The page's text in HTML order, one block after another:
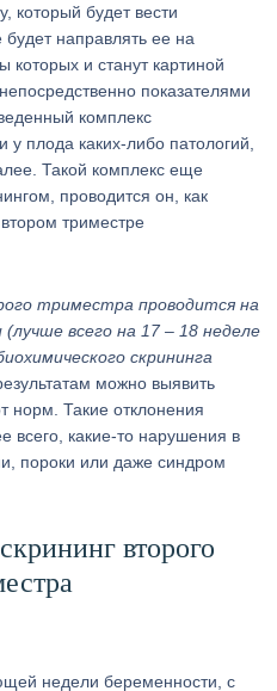
который будет вести
направлять ее на
которых и станут картиной
показателями
комплекс
у плода каких-либо патологий,
Такой комплекс еще
проводится он, как
триместре
триместра проводится на
всего на 17 – 18 неделе
скрининга
можно выявить
норм. Такие отклонения
всего, какие-то нарушения в
пороки или даже синдром
второго
недели беременности, с